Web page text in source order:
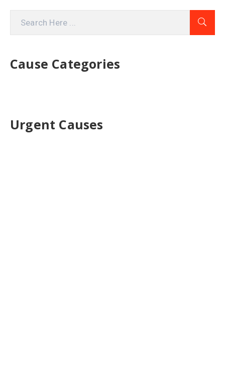
Cause Categories
Urgent Causes